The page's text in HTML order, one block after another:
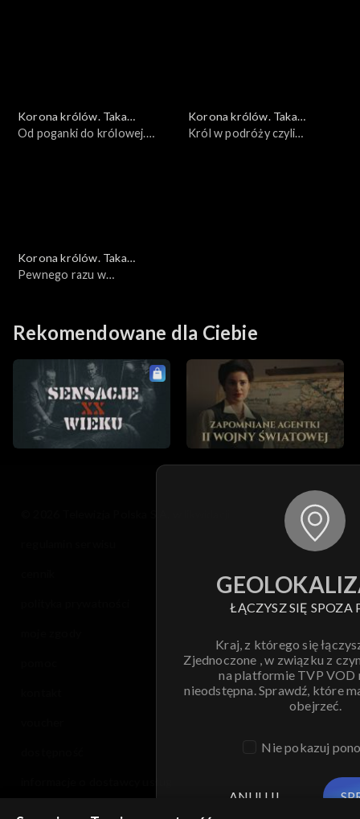
Korona królów. Taka
historia...
Od poganki do królowej.
Korona królów. Taka
historia...
Król w podróży czyli
Korona królów. Taka
historia...
Pewnego razu w
Rekomendowane dla Ciebie
ŁĄCZYSZ SIĘ SPOZA
Kraj, z którego się
Zjednoczone , w związku z
na platformie TVP VOD
nieodstępna. Sprawdź, które
obejrzeć.
Nie pokazuj
ANULUJ